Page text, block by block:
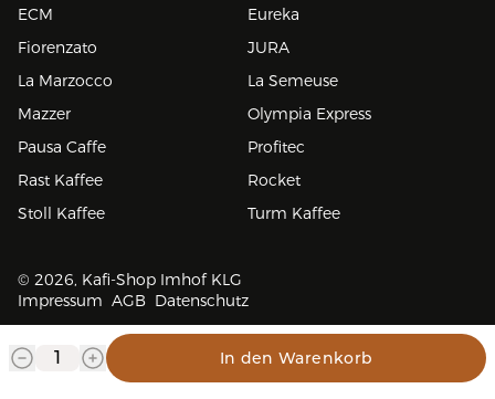
In den Warenkorb
ECM
Eureka
Fiorenzato
JURA
La Marzocco
La Semeuse
Mazzer
Olympia Express
Pausa Caffe
Profitec
Rast Kaffee
Rocket
Stoll Kaffee
Turm Kaffee
© 2026, Kafi-Shop Imhof KLG
Impressum AGB Datenschutz